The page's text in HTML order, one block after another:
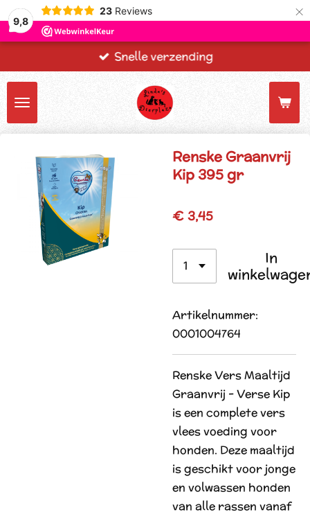
9,8
23 Reviews ×
Snelle verzending
Renske Graanvrij
Kip 395 gr
€ 3,45
In
Artikelnummer:
0001004764
Renske Vers Maaltijd
Graanvrij - Verse Kip
is een complete vers
vlees voeding voor
honden. Deze maaltijd
is geschikt voor jonge
en volwassen honden
van alle rassen vanaf